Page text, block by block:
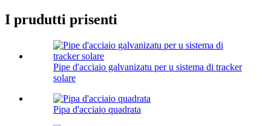
I prudutti prisenti
Pipe d'acciaio galvanizatu per u sistema di tracker
solare
Pipa d'acciaio quadrata